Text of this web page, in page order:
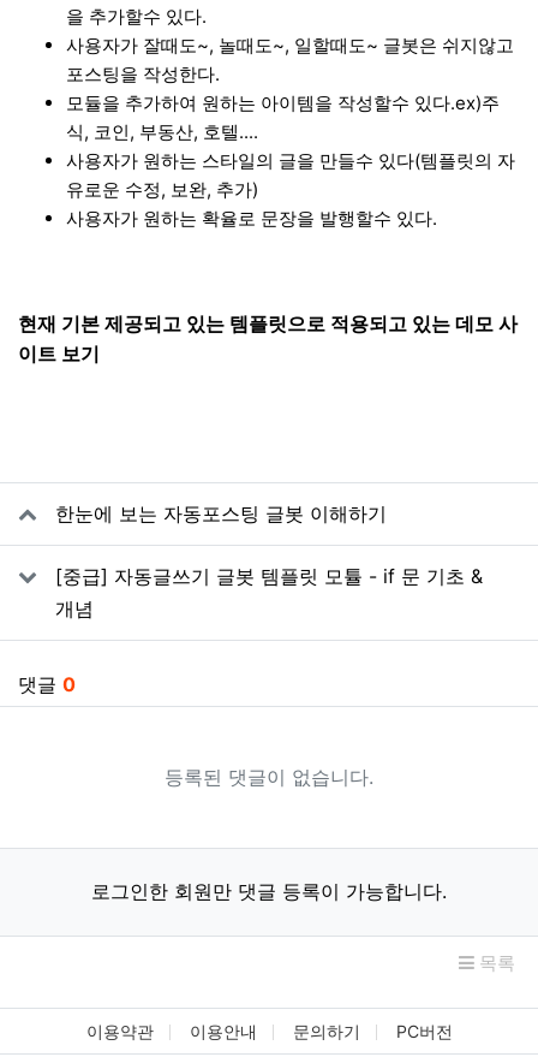
을 추가할수 있다.
사용자가 잘때도~, 놀때도~, 일할때도~ 글봇은 쉬지않고
포스팅을 작성한다.
모듈을 추가하여 원하는 아이템을 작성할수 있다.ex)주
식, 코인, 부동산, 호텔....
사용자가 원하는 스타일의 글을 만들수 있다(템플릿의 자
유로운 수정, 보완, 추가)
사용자가 원하는 확율로 문장을 발행할수 있다.
현재 기본 제공되고 있는 템플릿으로 적용되고 있는 데모 사
이트 보기
관련자료
한눈에 보는 자동포스팅 글봇 이해하기
[중급] 자동글쓰기 글봇 템플릿 모튤 - if 문 기초 &
개념
댓글 0
등록된 댓글이 없습니다.
로그인한 회원만 댓글 등록이 가능합니다.
목록
이용약관 이용안내 문의하기 PC버전